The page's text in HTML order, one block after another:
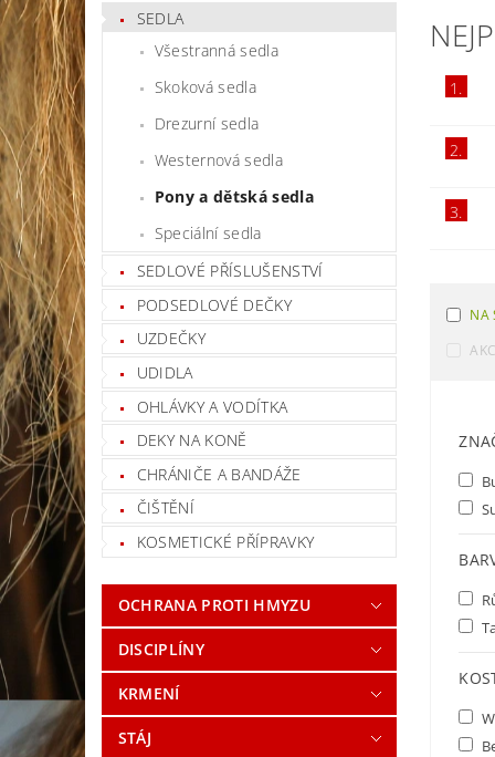
SEDLA
Všestranná sedla
Skoková sedla
Drezurní sedla
Westernová sedla
Pony a dětská sedla
Speciální sedla
SEDLOVÉ PŘÍSLUŠENSTVÍ
PODSEDLOVÉ DEČKY
UZDEČKY
UDIDLA
OHLÁVKY A VODÍTKA
DEKY NA KONĚ
CHRÁNIČE A BANDÁŽE
ČIŠTĚNÍ
KOSMETICKÉ PŘÍPRAVKY
OCHRANA PROTI HMYZU
DISCIPLÍNY
KRMENÍ
STÁJ
1.
2.
3.
NA